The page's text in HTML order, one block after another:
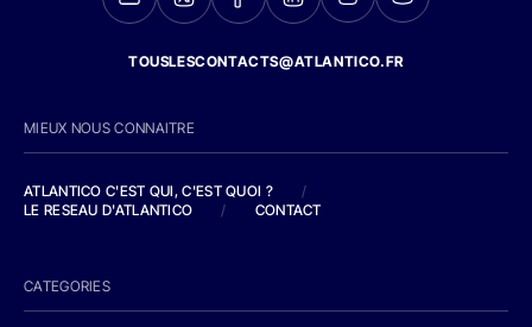
TOUSLESCONTACTS@ATLANTICO.FR
MIEUX NOUS CONNAITRE
ATLANTICO C'EST QUI, C'EST QUOI ?
/
LE RESEAU D'ATLANTICO
/ CONTACT
CATEGORIES